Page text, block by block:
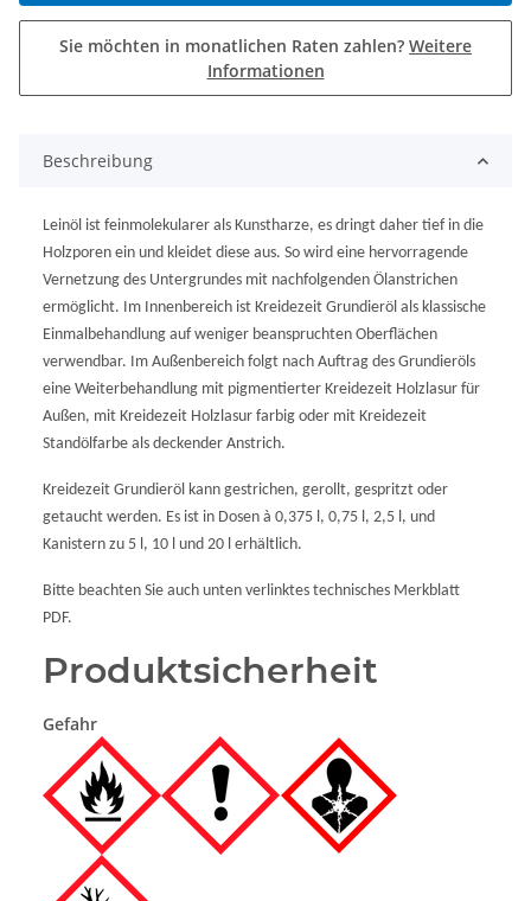
Sie möchten in monatlichen Raten zahlen? Weitere
Informationen
Beschreibung
Leinöl ist feinmolekularer als Kunstharze, es dringt daher tief in die
Holzporen ein und kleidet diese aus. So wird eine hervorragende
Vernetzung des Untergrundes mit nachfolgenden Ölanstrichen
ermöglicht. Im Innenbereich ist Kreidezeit Grundieröl als klassische
Einmalbehandlung auf weniger beanspruchten Oberflächen
verwendbar. Im Außenbereich folgt nach Auftrag des Grundieröls
eine Weiterbehandlung mit pigmentierter Kreidezeit Holzlasur für
Außen, mit Kreidezeit Holzlasur farbig oder mit Kreidezeit
Standölfarbe als deckender Anstrich.
Kreidezeit Grundieröl kann gestrichen, gerollt, gespritzt oder
getaucht werden. Es ist in Dosen à 0,375 l, 0,75 l, 2,5 l, und
Kanistern zu 5 l, 10 l und 20 l erhältlich.
Bitte beachten Sie auch unten verlinktes technisches Merkblatt
PDF.
Produktsicherheit
Gefahr